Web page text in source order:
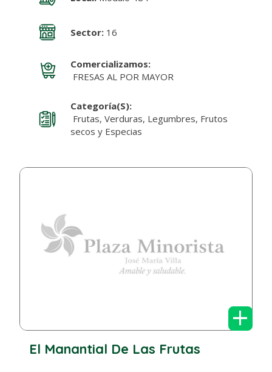
Sector:16
Comercializamos:
FRESAS AL POR MAYOR
Categoría(s):
Frutas, Verduras, Legumbres, Frutos
secos y Especias
+
El Manantial De Las Frutas